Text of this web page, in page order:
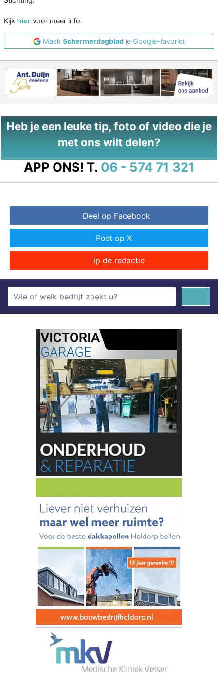
Kijk hier voor meer info.
Maak Schermerdagblad je Google-favoriet
Heb je een leuke tip, foto of video die je
met ons wilt delen?
APP ONS! T. 06 - 574 71 321
Deel op Facebook
Post op X
Tip de redactie